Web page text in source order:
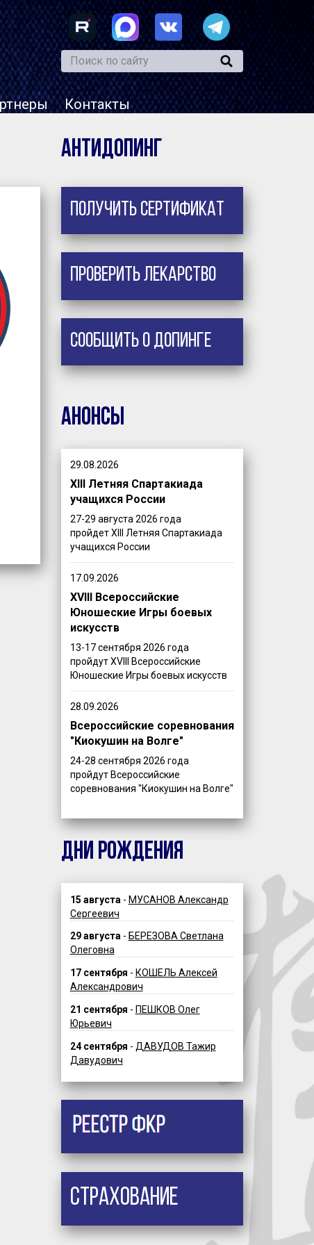
Контакты
Антидопинг
Получить сертификат
Проверить лекарство
Сообщить о допинге
Анонсы
29.08.2026
XIII Летняя Спартакиада
учащихся России
27-29 августа 2026 года
пройдет XIII Летняя Спартакиада
учащихся России
17.09.2026
XVIII Всероссийские
Юношеские Игры боевых
искусств
13-17 сентября 2026 года
пройдут XVIII Всероссийские
Юношеские Игры боевых искусств
28.09.2026
Всероссийские соревнования
"Киокушин на Волге"
24-28 сентября 2026 года
пройдут Всероссийские
соревнования "Киокушин на Волге"
ДНИ РОЖДЕНИЯ
15 августа - МУСАНОВ Александр
Сергеевич
29 августа- БЕРЕЗОВА Светлана
Олеговна
17 сентября - КОШЕЛЬ Алексей
Александрович
21 сентября - ПЕШКОВ Олег
Юрьевич
24 сентября - ДАВУДОВ Тажир
Давудович
Страхование